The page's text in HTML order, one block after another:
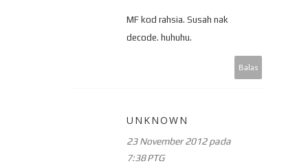
MF kod rahsia. Susah nak
decode. huhuhu.
Balas
UNKNOWN
23 November 2012 pada
7:38 PTG